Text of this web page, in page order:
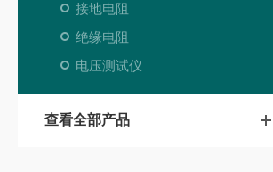
接地电阻
绝缘电阻
电压测试仪
查看全部产品